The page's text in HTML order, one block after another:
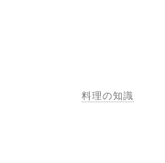
料理の知識